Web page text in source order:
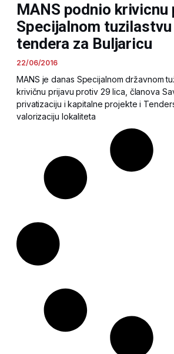
MANS podnio krivicnu
Specijalnom
tendera za Buljaricu
22/06/2016
MANS je danas Specijalnom državnom
krivičnu prijavu protiv 29 lica, članova
privatizaciju i kapitalne projekte i
valorizaciju lokaliteta